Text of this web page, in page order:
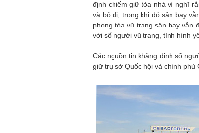
định chiếm giữ tòa nhà vì nghĩ
và bỏ đi, trong khi đó sân bay
phong tỏa vũ trang sân bay vẫn
với số người vũ trang, tình hình
Các nguồn tin khẳng định số
giữ trụ sở Quốc hội và chính phủ